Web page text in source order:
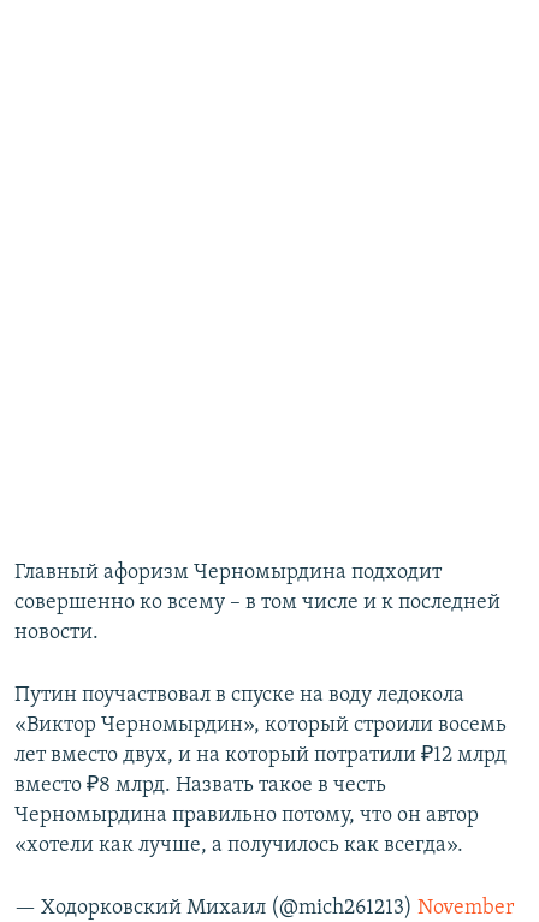
Главный афоризм Черномырдина подходит
совершенно ко всему – в том числе и к последней
новости.
Путин поучаствовал в спуске на воду ледокола
«Виктор Черномырдин», который строили восемь
лет вместо двух, и на который потратили ₽12 млрд
вместо ₽8 млрд. Назвать такое в честь
Черномырдина правильно потому, что он автор
«хотели как лучше, а получилось как всегда».
— Ходорковский Михаил (@mich261213) November